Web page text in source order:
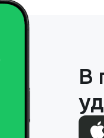
В